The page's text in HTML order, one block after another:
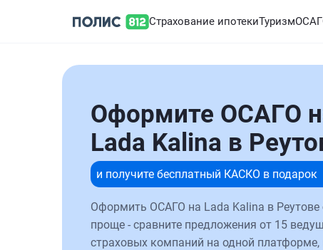
Страхование ипотекиТуризм
Оформите ОСАГО
Lada Kalina в
и получите бесплатный КАСКО в подарок
Оформить ОСАГО на Lada Kalina в Реутове
проще - сравните предложения от 15
страховых компаний на одной платформе,